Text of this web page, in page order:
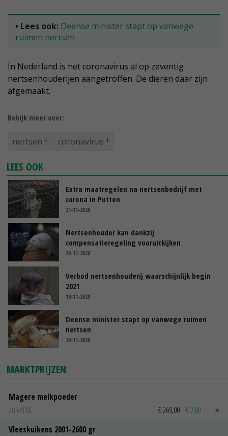
• Lees ook: Deense minister stapt op vanwege
ruimen nertsen
In Nederland is het coronavirus al op zeventig
nertsenhouderijen aangetroffen. De dieren daar zijn
afgemaakt.
Bekijk meer over:
nertsen coronavirus
LEES OOK
Extra maatregelen na nertsenbedrijf met
corona in Putten
21-11-2020
Nertsenhouder kan dankzij
compensatieregeling vooruitkijken
20-11-2020
Verbod nertsenhouderij waarschijnlijk begin
2021
19-11-2020
Deense minister stapt op vanwege ruimen
nertsen
19-11-2020
MARKTPRIJZEN
Magere melkpoeder
Zuivel NL
€ 269,00 € 7,00
Vleeskuikens 2001-2600 gr